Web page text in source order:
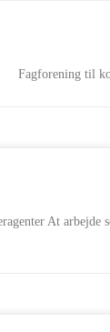
Fagforening til
At arbejde